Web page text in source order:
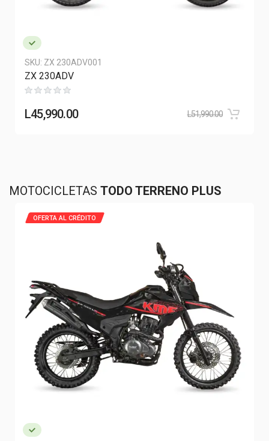
SKU: ZX 230ADV001
ZX 230ADV
L45,990.00 L51,990.00
MOTOCICLETAS TODO TERRENO PLUS
OFERTA AL CRÉDITO